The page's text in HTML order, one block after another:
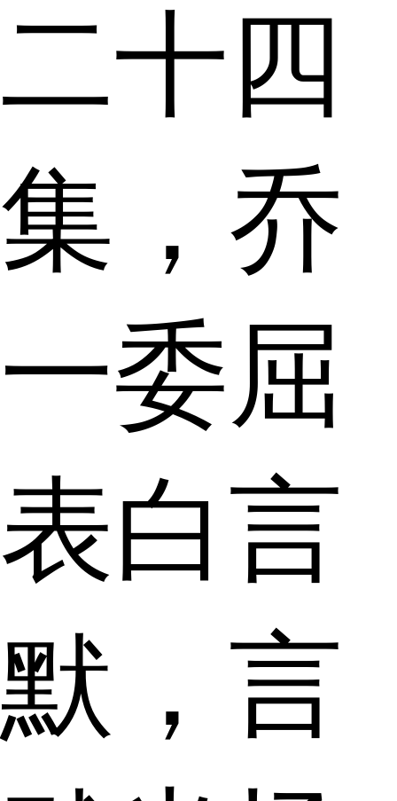
二十四
集，乔
一委屈
表白言
默，言